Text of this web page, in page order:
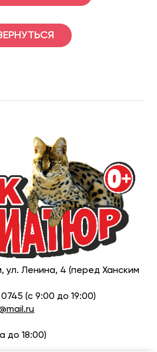
ул. Ленина, 4 (перед Ханским
(с 9:00 до 19:00)
до 18:00)